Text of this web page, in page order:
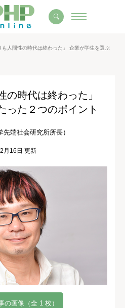
も人間性の時代は終わった」 企業が学生を選ぶ
の時代は終わった」
った２つのポイント
端社会研究所所長）
月16日 更新
の画像（全 1 枚）